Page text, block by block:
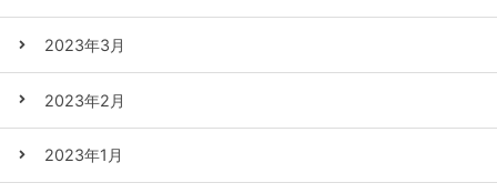
2023年3月
2023年2月
2023年1月